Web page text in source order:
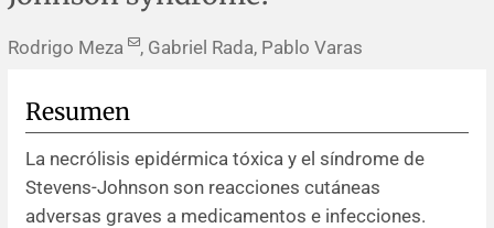
Políticas editoriales
Patrocinadores y financiamiento
Editores
Rodrigo Meza , Gabriel Rada, Pablo Varas
Resumen
La necrólisis epidérmica tóxica y el síndrome de
Stevens-Johnson son reacciones cutáneas
adversas graves a medicamentos e infecciones.